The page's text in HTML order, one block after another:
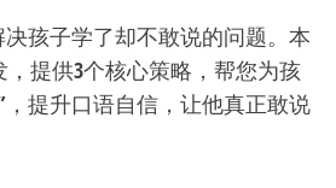
孩子学了却不敢说的问题。本
提供3个核心策略，帮您为孩
提升口语自信，让他真正敢说